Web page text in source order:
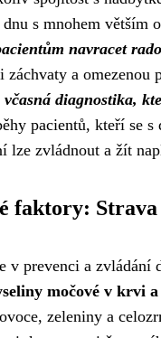
s mnohem větším
navracet
záchvaty a
včasná diagnostika,
pacientů, kteří se
lze zvládnout a žít
faktory:
v prevenci a
močové v krvi
zeleniny a